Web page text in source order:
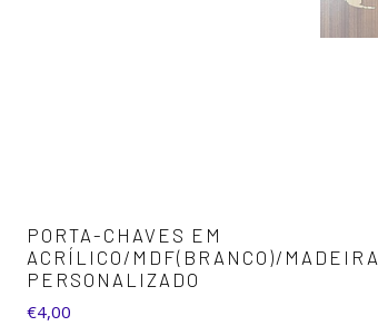
PORTA-CHAVES EM
ACRÍLICO/MDF(BRANCO)/MADEIRA
PERSONALIZADO
€4,00